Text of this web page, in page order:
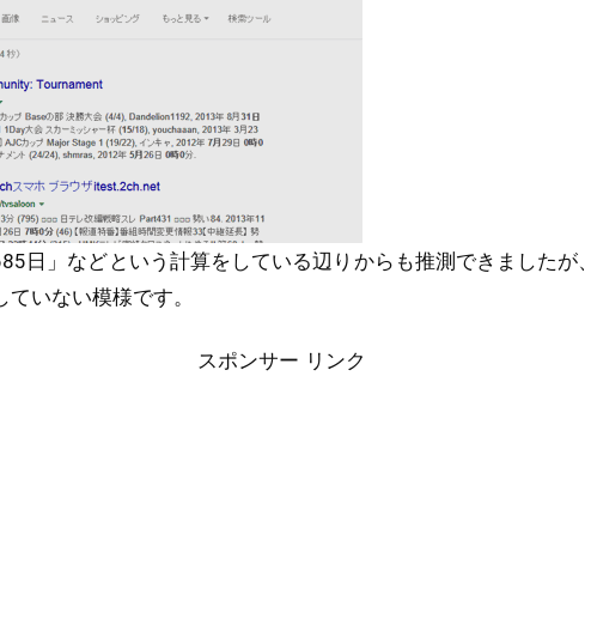
日」などという計算をしている辺りからも推測できましたが
いない模様です。
スポンサー リンク